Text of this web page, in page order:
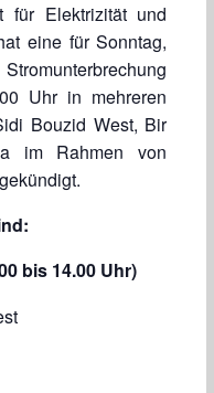
für Elektrizität und
eine für Sonntag,
Uhr in mehreren
Bouzid West, Bir
im Rahmen von
bis 14.00 Uhr)